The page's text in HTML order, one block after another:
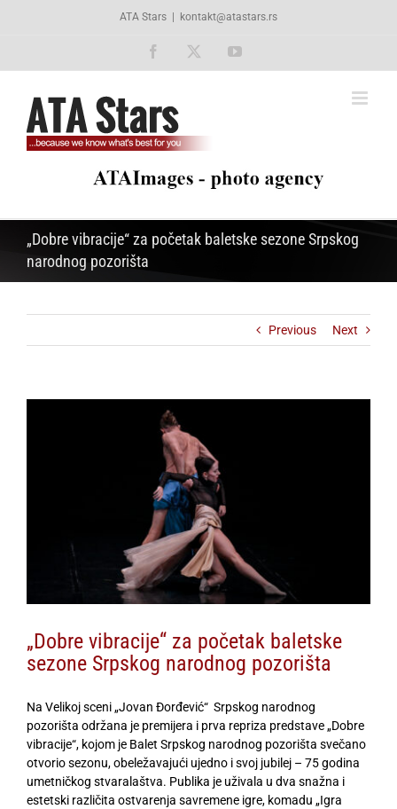
ATA Stars kontakt@atastars.rs
Facebook YouTube
„Dobre vibracije“ za početak baletske sezone Srpskog
narodnog pozorišta
Previous Next
„Dobre vibracije“ za početak baletske
sezone Srpskog narodnog pozorišta
Na Velikoj sceni „Jovan Đorđević“ Srpskog narodnog
pozorišta održana je premijera i prva repriza predstave „Dobre
vibracije“, kojom je Balet Srpskog narodnog pozorišta svečano
otvorio sezonu, obeležavajući ujedno i svoj jubilej – 75 godina
umetničkog stvaralaštva. Publika je uživala u dva snažna i
estetski različita ostvarenja savremene igre, komadu „Igra